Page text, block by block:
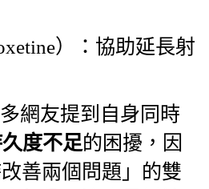
）：協助延長射
網友提到自身同時
度不足的困擾，因
善兩個問題」的雙